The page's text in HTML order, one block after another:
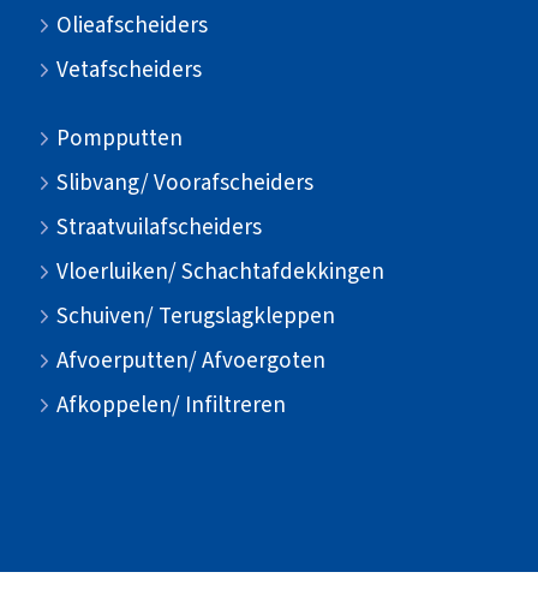
Olieafscheiders
Vetafscheiders
Pompputten
Slibvang/ Voorafscheiders
Straatvuilafscheiders
Vloerluiken/ Schachtafdekkingen
Schuiven/ Terugslagkleppen
Afvoerputten/ Afvoergoten
Afkoppelen/ Infiltreren